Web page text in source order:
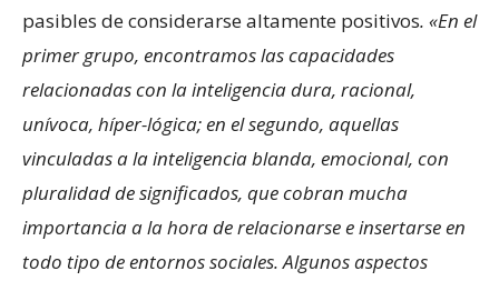
pasibles de considerarse altamente positivos. «En el
primer grupo, encontramos las capacidades
relacionadas con la inteligencia dura, racional,
unívoca, híper-lógica; en el segundo, aquellas
vinculadas a la inteligencia blanda, emocional, con
pluralidad de significados, que cobran mucha
importancia a la hora de relacionarse e insertarse en
todo tipo de entornos sociales. Algunos aspectos